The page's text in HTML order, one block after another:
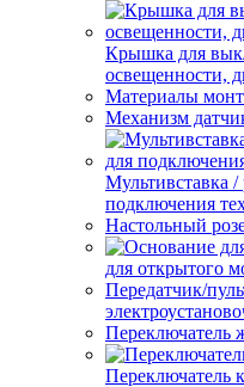
Крышка для
освещенности,
Материалы
Механизм
Мультивставка
подключения
Настольный
для открытого
Передатчик/
Переключатель